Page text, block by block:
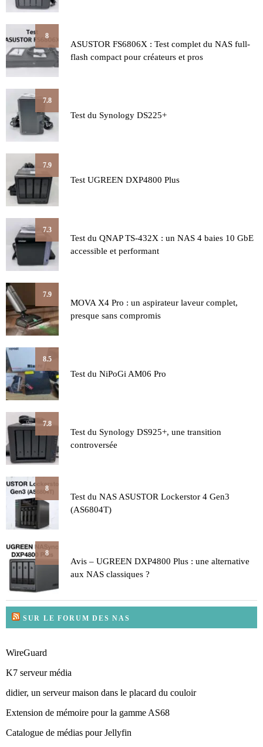
8
ASUSTOR FS6806X : Test complet du NAS full-
flash compact pour créateurs et pros
7.8
Test du Synology DS225+
7.9
Test UGREEN DXP4800 Plus
7.3
Test du QNAP TS-432X : un NAS 4 baies 10 GbE
accessible et performant
7.9
MOVA X4 Pro : un aspirateur laveur complet,
presque sans compromis
8.5
Test du NiPoGi AM06 Pro
7.8
Test du Synology DS925+, une transition
controversée
8
Test du NAS ASUSTOR Lockerstor 4 Gen3
(AS6804T)
8
Avis – UGREEN DXP4800 Plus : une alternative
aux NAS classiques ?
SUR LE FORUM DES NAS
WireGuard
K7 serveur média
didier, un serveur maison dans le placard du couloir
Extension de mémoire pour la gamme AS68
Catalogue de médias pour Jellyfin